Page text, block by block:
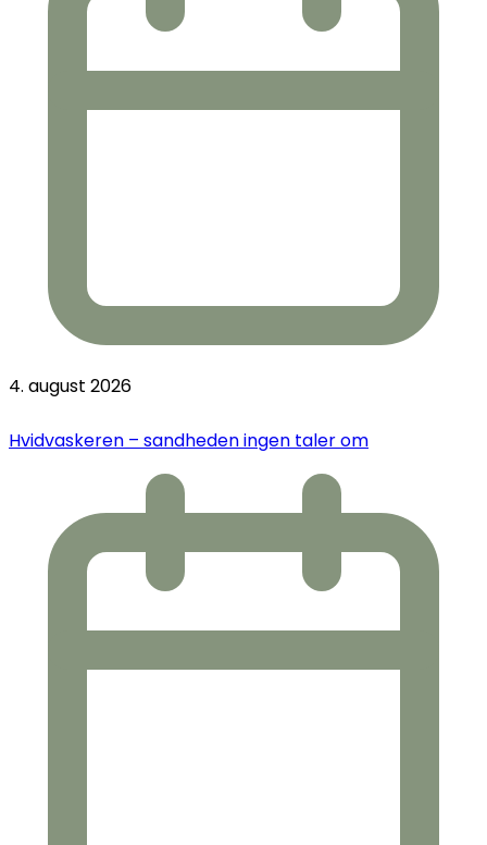
4. august 2026
Hvidvaskeren – sandheden ingen taler om